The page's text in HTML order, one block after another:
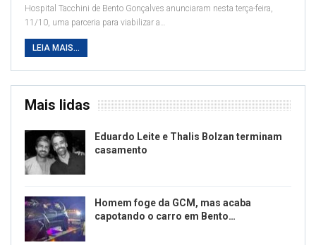
Hospital Tacchini de Bento Gonçalves anunciaram nesta terça-feira,
11/10, uma parceria para viabilizar a…
LEIA MAIS...
Mais lidas
Eduardo Leite e Thalis Bolzan terminam
casamento
Homem foge da GCM, mas acaba
capotando o carro em Bento…